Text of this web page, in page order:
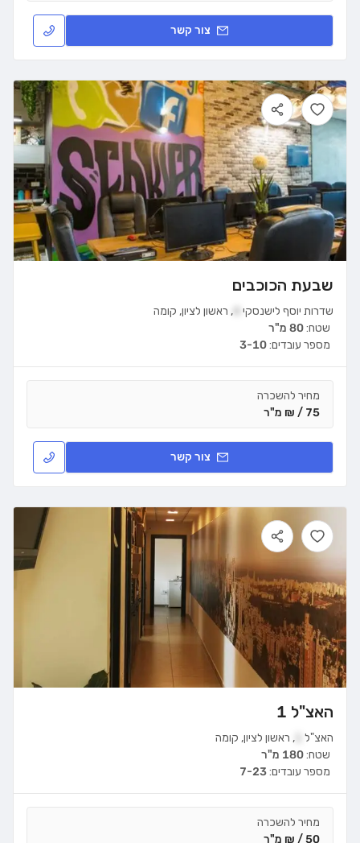
צור קשר
שבעת הכוכבים
שדרות יוסף לישנסקי , ראשון לציון, קומה
שטח:80 מ"ר
מספר עובדים:3-10
מחיר להשכרה
75 / ₪ מ"ר
צור קשר
האצ"ל 1
האצ"ל , ראשון לציון, קומה
שטח:180 מ"ר
מספר עובדים:7-23
מחיר להשכרה
50 / ₪ מ"ר